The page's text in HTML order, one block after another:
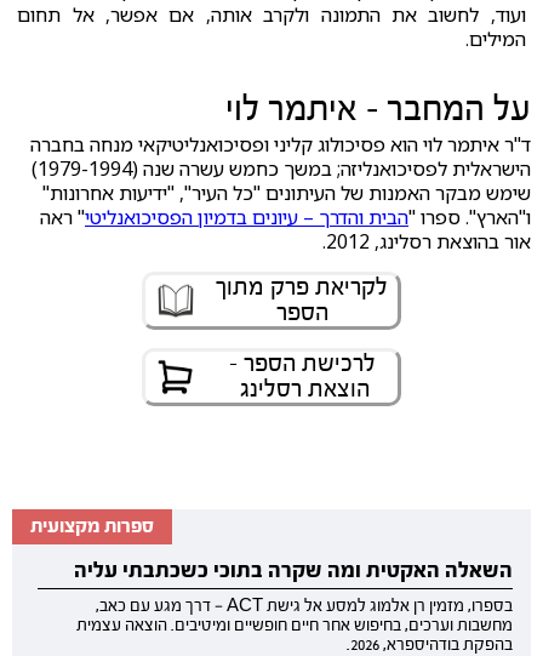
ועוד, לחשוב את התמונה ולקרב אותה, אם אפשר, אל תחום
המילים.
על המחבר – איתמר לוי
ד"ר איתמר לוי הוא פסיכולוג קליני ופסיכואנליטיקאי מנחה בחברה
הישראלית לפסיכואנליזה; במשך כחמש עשרה שנה (1979-1994)
שימש מבקר האמנות של העיתונים "כל העיר", "ידיעות אחרונות"
ו"הארץ". ספרו "הבית והדרך – עיונים בדמיון הפסיכואנליטי" ראה
אור בהוצאת רסלינג, 2012.
לקריאת פרק מתוך
הספר
לרכישת הספר -
הוצאת רסלינג
ספרות מקצועית
השאלה האקטית ומה שקרה בתוכי כשכתבתי עליה
בספרו, מזמין רן אלמוג למסע אל גישת ACT — דרך מגע עם כאב,
מחשבות וערכים, בחיפוש אחר חיים חופשיים ומיטיבים. הוצאה עצמית
בהפקת בודהיספרא, 2026.